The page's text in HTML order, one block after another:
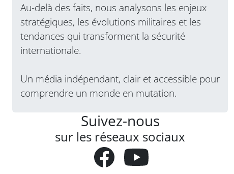
Au-delà des faits, nous analysons les enjeux
stratégiques, les évolutions militaires et les
tendances qui transforment la sécurité
internationale.
Un média indépendant, clair et accessible pour
comprendre un monde en mutation.
Suivez-nous
sur les réseaux sociaux